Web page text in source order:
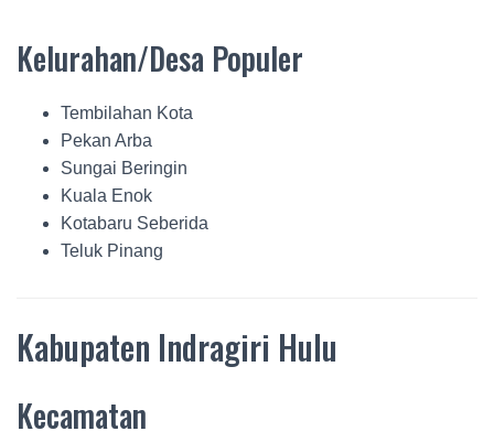
Kelurahan/Desa Populer
Tembilahan Kota
Pekan Arba
Sungai Beringin
Kuala Enok
Kotabaru Seberida
Teluk Pinang
Kabupaten Indragiri Hulu
Kecamatan